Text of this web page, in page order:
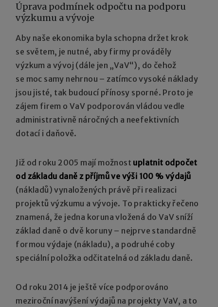
Úprava podmínek odpočtu na podporu
výzkumu a vývoje
Aby naše ekonomika byla schopna držet krok
se světem, je nutné, aby firmy prováděly
výzkum a vývoj (dále jen „VaV“), do čehož
se moc samy nehrnou – zatímco vysoké náklady
jsou jisté, tak budoucí přínosy sporné. Proto je
zájem firem o VaV podporován vládou vedle
administrativně náročných a neefektivních
dotací i daňově.
Již od roku 2005 mají možnost uplatnit odpočet
od základu daně z příjmů ve výši 100 % výdajů
(nákladů) vynaložených právě při realizaci
projektů výzkumu a vývoje. To prakticky řečeno
znamená, že jedna koruna vložená do VaV sníží
základ daně o dvě koruny – nejprve standardně
formou výdaje (nákladu), a podruhé coby
speciální položka odčitatelná od základu daně.
Od roku 2014 je ještě více podporováno
meziroční navýšení výdajů na projekty VaV, a to